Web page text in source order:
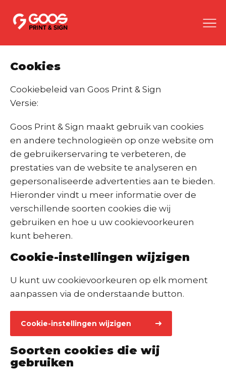
Cookies
Cookiebeleid van Goos Print & Sign
Versie:
Goos Print & Sign maakt gebruik van cookies
en andere technologieën op onze website om
de gebruikerservaring te verbeteren, de
prestaties van de website te analyseren en
gepersonaliseerde advertenties aan te bieden.
Hieronder vindt u meer informatie over de
verschillende soorten cookies die wij
gebruiken en hoe u uw cookievoorkeuren
kunt beheren.
Cookie-instellingen wijzigen
U kunt uw cookievoorkeuren op elk moment
aanpassen via de onderstaande button.
Cookie-instellingen wijzigen
Soorten cookies die wij
gebruiken